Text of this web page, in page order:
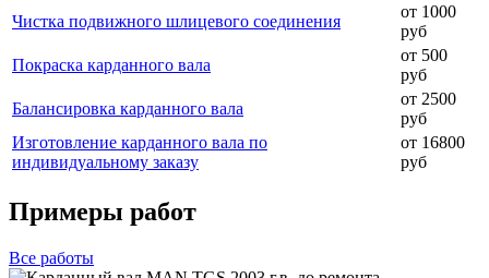
Чистка подвижного шлицевого соединения
от 1000
руб
Покраска карданного вала
от 500
руб
Балансировка карданного вала
от 2500
руб
Изготовление карданного вала по
индивидуальному заказу
от 16800
руб
Примеры работ
Все работы